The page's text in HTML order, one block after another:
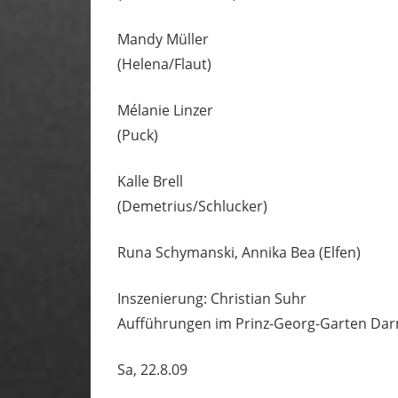
Mandy Müller
(Helena/Flaut)
Mélanie Linzer
(Puck)
Kalle Brell
(Demetrius/Schlucker)
Runa Schymanski, Annika Bea (Elfen)
Inszenierung: Christian Suhr
Aufführungen im Prinz-Georg-Garten
Sa, 22.8.09